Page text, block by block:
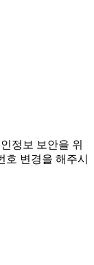
정보 보안을 위
변경을 해주시